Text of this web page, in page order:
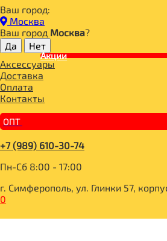
Ваш город:
Москва
Ваш город Москва?
Акции
Аксессуары
Доставка
Оплата
Контакты
ОПТ
+7 (989) 610-30-74
Пн-Сб 8:00 - 17:00
г. Симферополь, ул. Глинки 57,
0
Главная
ДЛЯ ЗДОРОВОГО ПИТАНИЯ
СУПЕРФУДЫ
МАСЛА
Масло льняное Для суставов